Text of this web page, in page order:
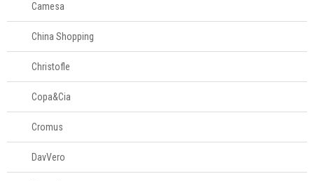
Camesa
China Shopping
Christofle
Copa&Cia
Cromus
DavVero